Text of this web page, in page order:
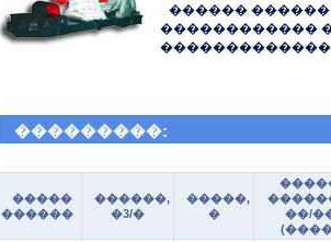
������
������������
���������:
�����
������
������,
�3/�
�����,
�
��/